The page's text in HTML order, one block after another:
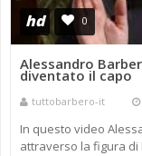
hd 0
Alessandro
diventato il capo
tuttobarbero-it
In questo video
attraverso la figura